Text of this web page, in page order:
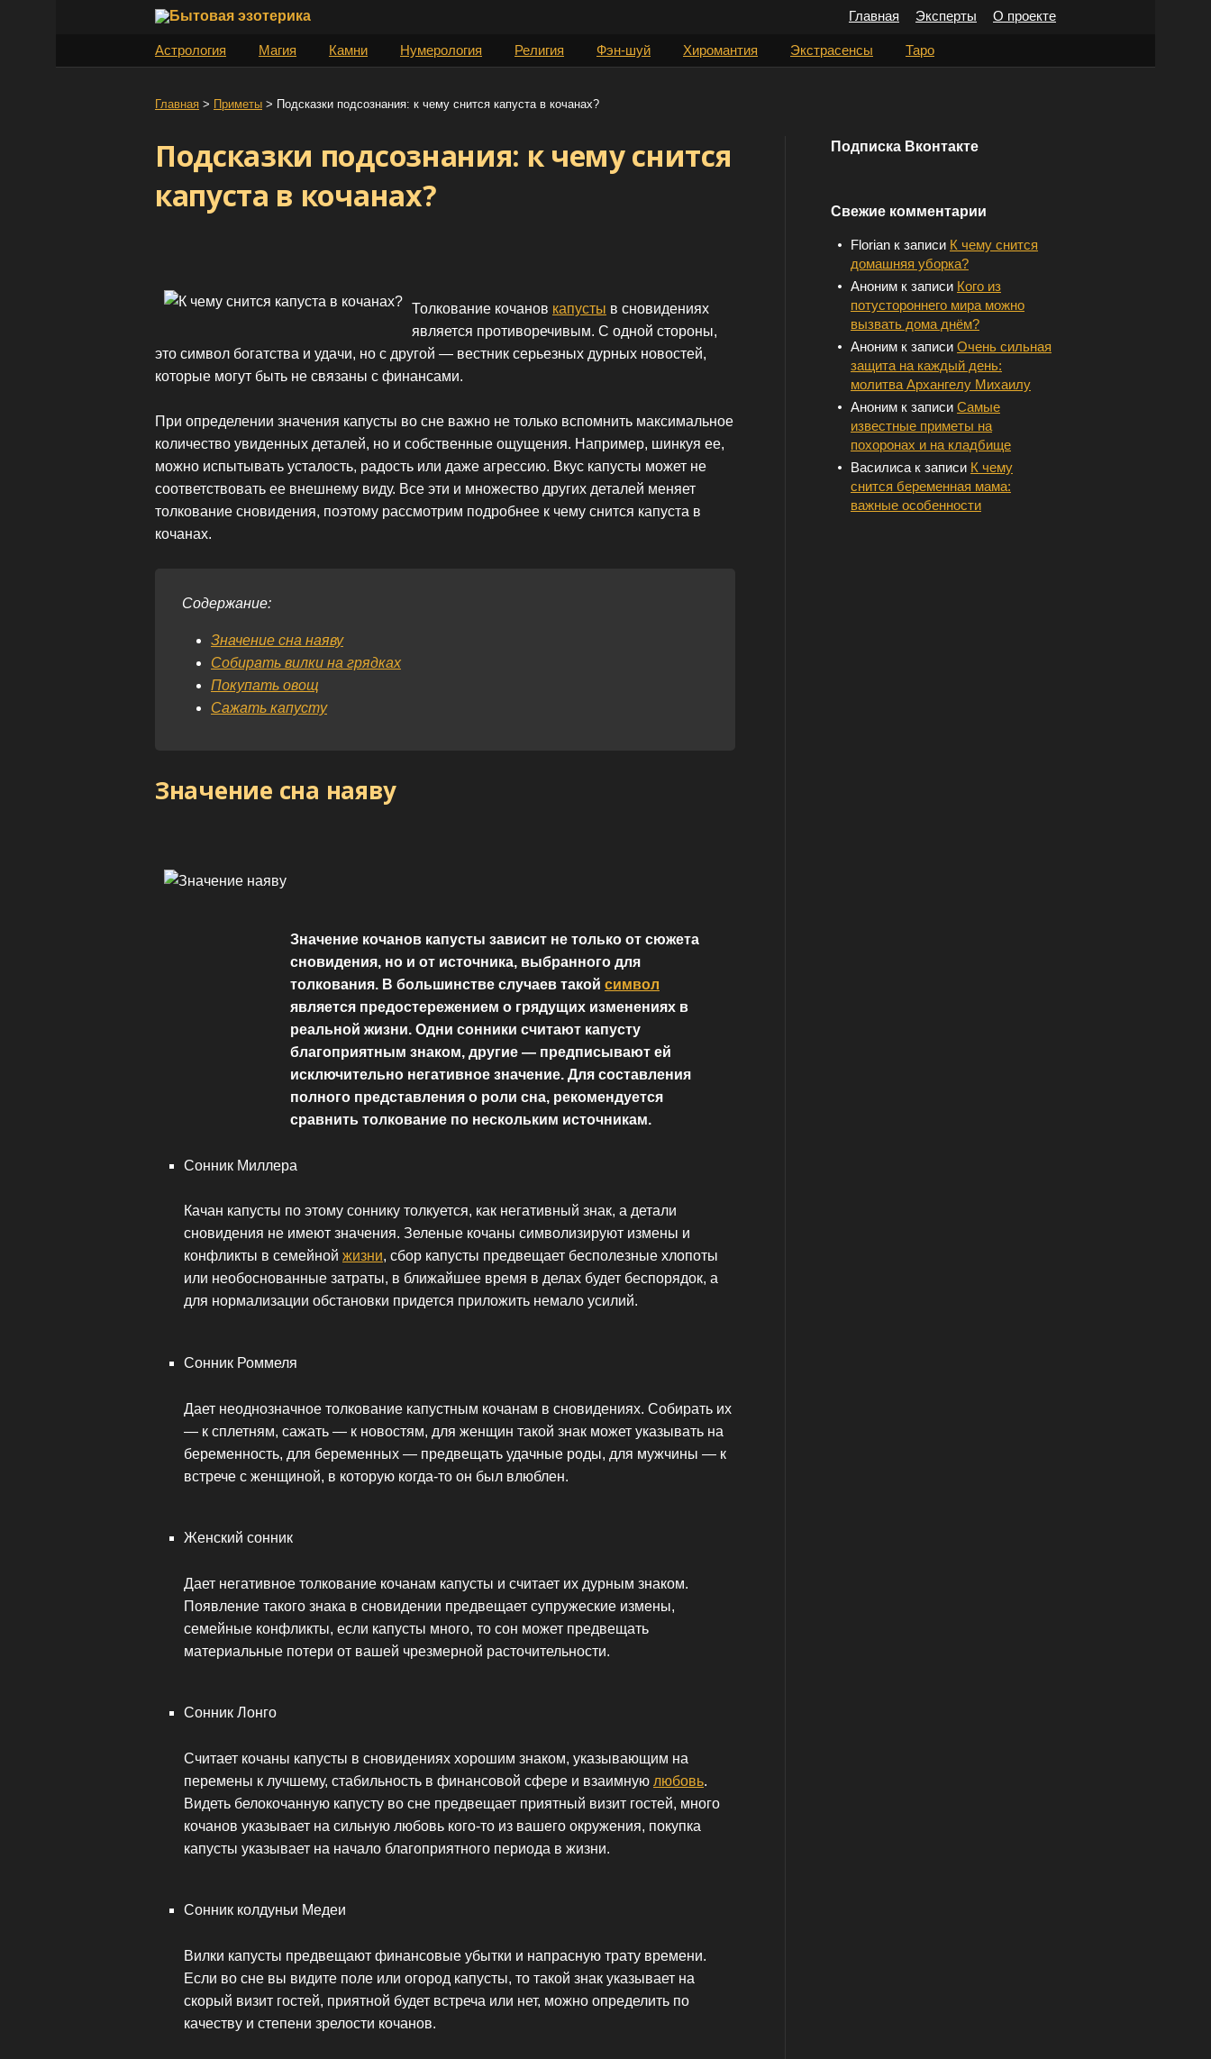
Главная Эксперты О проекте
Астрология Магия Камни Нумерология Религия Фэн-шуй Хиромантия Экстрасенсы Таро
Главная > Приметы > Подсказки подсознания: к чему снится капуста в кочанах?
Подсказки подсознания: к чему снится
капуста в кочанах?
Толкование кочанов капусты в сновидениях
является противоречивым. С одной стороны,
это символ богатства и удачи, но с другой — вестник серьезных дурных новостей,
которые могут быть не связаны с финансами.
При определении значения капусты во сне важно не только вспомнить максимальное
количество увиденных деталей, но и собственные ощущения. Например, шинкуя ее,
можно испытывать усталость, радость или даже агрессию. Вкус капусты может не
соответствовать ее внешнему виду. Все эти и множество других деталей меняет
толкование сновидения, поэтому рассмотрим подробнее к чему снится капуста в
кочанах.
Содержание:
Значение сна наяву
Собирать вилки на грядках
Покупать овощ
Сажать капусту
Значение сна наяву
Значение кочанов капусты зависит не только от сюжета
сновидения, но и от источника, выбранного для
толкования. В большинстве случаев такой символ
является предостережением о грядущих изменениях в
реальной жизни. Одни сонники считают капусту
благоприятным знаком, другие — предписывают ей
исключительно негативное значение. Для составления
полного представления о роли сна, рекомендуется
сравнить толкование по нескольким источникам.
Сонник Миллера
Качан капусты по этому соннику толкуется, как негативный знак, а детали
сновидения не имеют значения. Зеленые кочаны символизируют измены и
конфликты в семейной жизни, сбор капусты предвещает бесполезные хлопоты
или необоснованные затраты, в ближайшее время в делах будет беспорядок, а
для нормализации обстановки придется приложить немало усилий.
Сонник Роммеля
Дает неоднозначное толкование капустным кочанам в сновидениях. Собирать их
— к сплетням, сажать — к новостям, для женщин такой знак может указывать на
беременность, для беременных — предвещать удачные роды, для мужчины — к
встрече с женщиной, в которую когда-то он был влюблен.
Женский сонник
Дает негативное толкование кочанам капусты и считает их дурным знаком.
Появление такого знака в сновидении предвещает супружеские измены,
семейные конфликты, если капусты много, то сон может предвещать
материальные потери от вашей чрезмерной расточительности.
Сонник Лонго
Считает кочаны капусты в сновидениях хорошим знаком, указывающим на
перемены к лучшему, стабильность в финансовой сфере и взаимную любовь.
Видеть белокочанную капусту во сне предвещает приятный визит гостей, много
кочанов указывает на сильную любовь кого-то из вашего окружения, покупка
капусты указывает на начало благоприятного периода в жизни.
Сонник колдуньи Медеи
Вилки капусты предвещают финансовые убытки и напрасную трату времени.
Если во сне вы видите поле или огород капусты, то такой знак указывает на
скорый визит гостей, приятной будет встреча или нет, можно определить по
качеству и степени зрелости кочанов.
Подписка Вконтакте
Свежие комментарии
Florian к записи К чему снится
домашняя уборка?
Аноним к записи Кого из
потустороннего мира можно
вызвать дома днём?
Аноним к записи Очень сильная
защита на каждый день:
молитва Архангелу Михаилу
Аноним к записи Самые
известные приметы на
похоронах и на кладбище
Василиса к записи К чему
снится беременная мама:
важные особенности